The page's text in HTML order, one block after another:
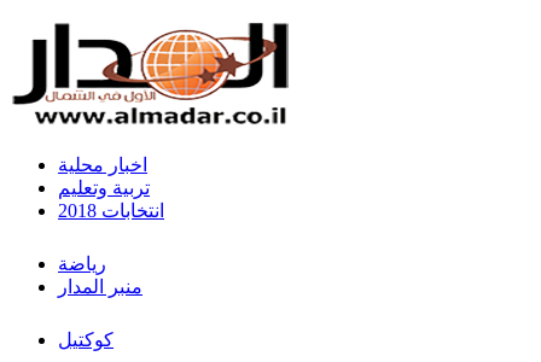
اخبار محلية
تربية وتعليم
انتخابات 2018
رياضة
منبر المدار
كوكتيل